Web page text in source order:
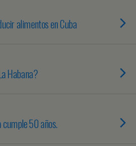
alimentos en Cuba
Habana?
cumple 50 años.